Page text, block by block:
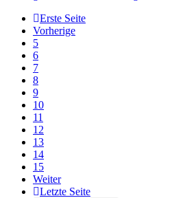
Erste Seite
Vorherige
5
6
7
8
9
10
11
12
13
14
15
Weiter
Letzte Seite